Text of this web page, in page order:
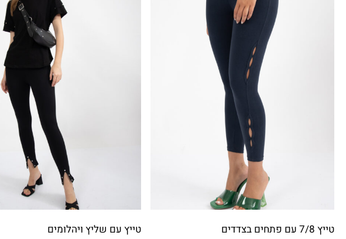
טייץ 7/8 עם פתחים בצדדים
טייץ עם שליץ ויהלומים